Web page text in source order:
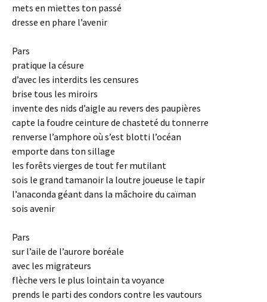
mets en miettes ton passé
dresse en phare l’avenir
Pars
pratique la césure
d’avec les interdits les censures
brise tous les miroirs
invente des nids d’aigle au revers des paupières
capte la foudre ceinture de chasteté du tonnerre
renverse l’amphore où s’est blotti l’océan
emporte dans ton sillage
les forêts vierges de tout fer mutilant
sois le grand tamanoir la loutre joueuse le tapir
l’anaconda géant dans la mâchoire du caïman
sois avenir
Pars
sur l’aile de l’aurore boréale
avec les migrateurs
flèche vers le plus lointain ta voyance
prends le parti des condors contre les vautours